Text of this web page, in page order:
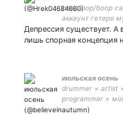
beep/bop/boop
аккаунт гетеро
Депрессия существует. А
лишь спорная концепция
июльская осень
drummer × artist
programmer ×
укулеле × music